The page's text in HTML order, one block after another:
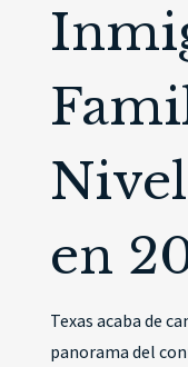
en
Texas acaba de
panorama del